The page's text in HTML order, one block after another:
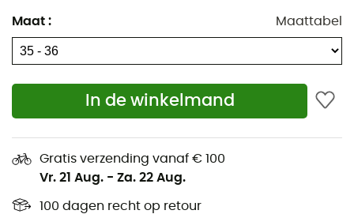
Maat : Maattabel
In de winkelmand
Gratis verzending vanaf € 100
Vr. 21 Aug. - Za. 22 Aug.
100 dagen recht op retour
IJspikkelen
Wandelschoenen
Hardloopschoenen
Klimschoenen
Kinderdrager
Ortlieb Fietstassen
Altra Outdoorschoenen
Buff Colsjaals
Abus Fietshelmen
Patagonia Donsjassen